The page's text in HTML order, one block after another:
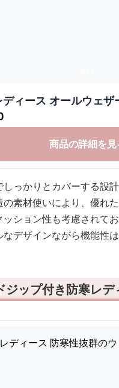
ィース オールウェザ
商品の詳細を見
しっかりとカバーする設
素材使いにより、優れ
ッション性も考慮されて
なデザインながら機能性
ジップ付き防寒レデ